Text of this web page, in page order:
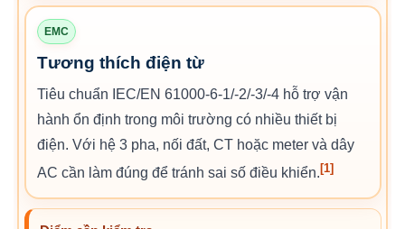
EMC
Tương thích điện từ
Tiêu chuẩn IEC/EN 61000-6-1/-2/-3/-4 hỗ trợ vận
hành ổn định trong môi trường có nhiều thiết bị
điện. Với hệ 3 pha, nối đất, CT hoặc meter và dây
AC cần làm đúng để tránh sai số điều khiển. [1]